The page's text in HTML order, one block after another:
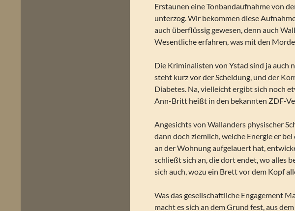
Erstaunen eine Tonbandaufnahme von
unterzog. Wir bekommen diese
auch überflüssig gewesen, denn auch
Wesentliche erfahren, was mit den
Die Kriminalisten von Ystad sind ja
steht kurz vor der Scheidung, und der
Diabetes. Na, vielleicht ergibt sich noch
Ann-Britt heißt in den bekannten ZDF-
Angesichts von Wallanders physischer
dann doch ziemlich, welche Energie er
an der Wohnung aufgelauert hat,
schließt sich an, die dort endet, wo alles
sich auch, wozu ein Brett vor dem Kopf
Was das gesellschaftliche Engagement
macht es sich an dem Grund fest, aus